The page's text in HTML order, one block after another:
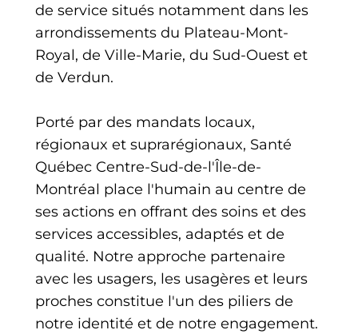
de service situés notamment dans les
arrondissements du Plateau-Mont-
Royal, de Ville-Marie, du Sud-Ouest et
de Verdun.
Porté par des mandats locaux,
régionaux et suprarégionaux, Santé
Québec Centre-Sud-de-l'Île-de-
Montréal place l'humain au centre de
ses actions en offrant des soins et des
services accessibles, adaptés et de
qualité. Notre approche partenaire
avec les usagers, les usagères et leurs
proches constitue l'un des piliers de
notre identité et de notre engagement.